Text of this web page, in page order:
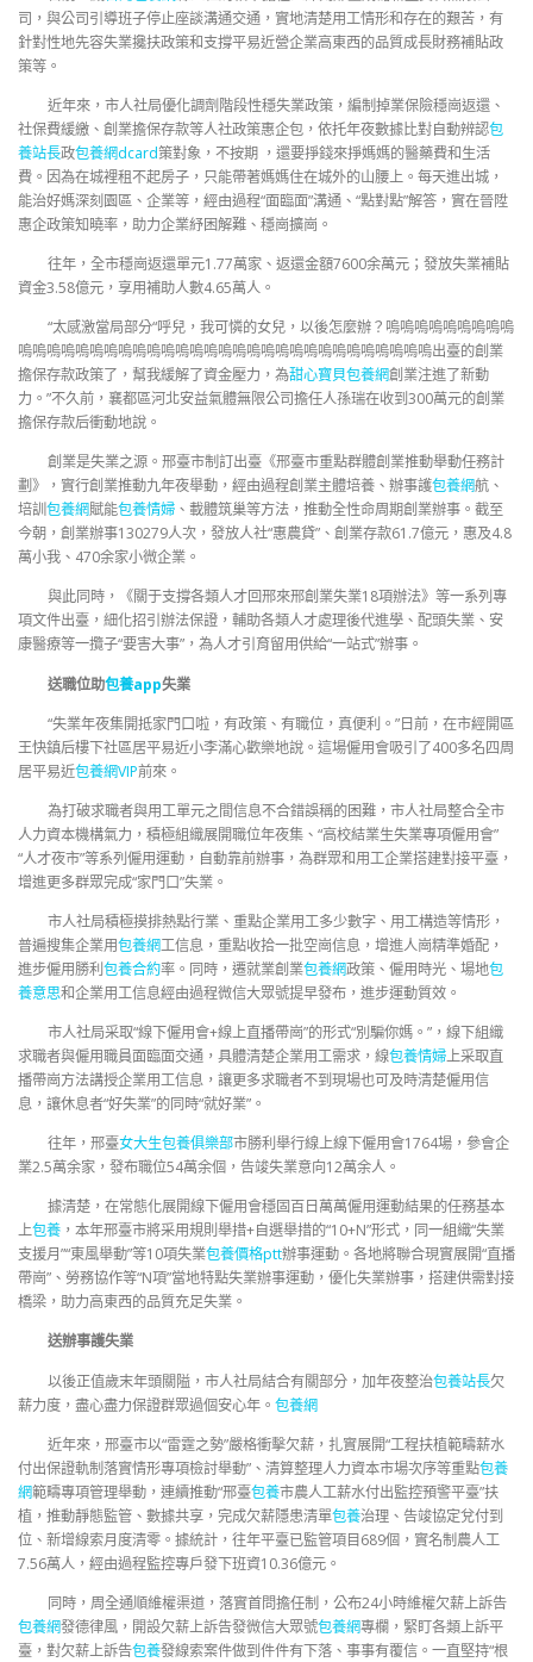
司，與公司引導班子停止座談溝通交通，實地清楚用工情形和存在的艱苦，有
針對性地先容失業攙扶政策和支撐平易近營企業高東西的品質成長財務補貼政
策等。
近年來，市人社局優化調劑階段性穩失業政策，編制掉業保險穩崗返還、
社保費緩繳、創業擔保存款等人社政策惠企包，依托年夜數據比對自動辨認包
養站長政包養網dcard策對象，不按期 ，還要掙錢來掙媽媽的醫藥費和生活
費。因為在城裡租不起房子，只能帶著媽媽住在城外的山腰上。每天進出城，
能治好媽深刻園區、企業等，經由過程“面臨面”溝通、“點對點”解答，實在晉陞
惠企政策知曉率，助力企業紓困解難、穩崗擴崗。
往年，全市穩崗返還單元1.77萬家、返還金額7600余萬元；發放失業補貼
資金3.58億元，享用補助人數4.65萬人。
“太感激當局部分“呼兒，我可憐的女兒，以後怎麼辦？嗚嗚嗚嗚嗚嗚嗚嗚嗚
嗚嗚嗚嗚嗚嗚嗚嗚嗚嗚嗚嗚嗚嗚嗚嗚嗚嗚嗚嗚嗚嗚嗚嗚嗚嗚嗚嗚嗚出臺的創業
擔保存款政策了，幫我緩解了資金壓力，為甜心寶貝包養網創業注進了新動
力。”不久前，襄都區河北安益氣體無限公司擔任人孫瑞在收到300萬元的創業
擔保存款后衝動地說。
創業是失業之源。邢臺市制訂出臺《邢臺市重點群體創業推動舉動任務計
劃》，實行創業推動九年夜舉動，經由過程創業主體培養、辦事護包養網航、
培訓包養網賦能包養情婦 、載體筑巢等方法，推動全性命周期創業辦事。截至
今朝，創業辦事130279人次，發放人社“惠農貸”、創業存款61.7億元，惠及4.8
萬小我、470余家小微企業。
與此同時，《關于支撐各類人才回邢來邢創業失業18項辦法》等一系列專
項文件出臺，細化招引辦法保證，輔助各類人才處理後代進學、配頭失業、安
康醫療等一攬子“要害大事”，為人才引育留用供給“一站式”辦事。
送職位助包養app失業
“失業年夜集開抵家門口啦，有政策、有職位，真便利。”日前，在市經開區
王快鎮后樓下社區居平易近小李滿心歡樂地說。這場僱用會吸引了400多名四周
居平易近包養網VIP前來。
為打破求職者與用工單元之間信息不合錯誤稱的困難，市人社局整合全市
人力資本機構氣力，積極組織展開職位年夜集、“高校結業生失業專項僱用會”
“人才夜市”等系列僱用運動，自動靠前辦事，為群眾和用工企業搭建對接平臺，
增進更多群眾完成“家門口”失業。
市人社局積極摸排熱點行業、重點企業用工多少數字、用工構造等情形，
普遍搜集企業用包養網工信息，重點收拾一批空崗信息，增進人崗精準婚配，
進步僱用勝利包養合約率。同時，遷就業創業包養網政策、僱用時光、場地包
養意思和企業用工信息經由過程微信大眾號提早發布，進步運動質效。
市人社局采取“線下僱用會+線上直播帶崗”的形式“別騙你媽。”，線下組織
求職者與僱用職員面臨面交通，具體清楚企業用工需求，線包養情婦上采取直
播帶崗方法講授企業用工信息，讓更多求職者不到現場也可及時清楚僱用信
息，讓休息者“好失業”的同時“就好業”。
往年，邢臺女大生包養俱樂部市勝利舉行線上線下僱用會1764場，參會企
業2.5萬余家，發布職位54萬余個，告竣失業意向12萬余人。
據清楚，在常態化展開線下僱用會穩固百日萬萬僱用運動結果的任務基本
上包養 ，本年邢臺市將采用規則舉措+自選舉措的“10+N”形式，同一組織“失業
支援月”“東風舉動”等10項失業包養價格ptt辦事運動。各地將聯合現實展開“直播
帶崗”、勞務協作等“N項”當地特點失業辦事運動，優化失業辦事，搭建供需對接
橋梁，助力高東西的品質充足失業。
送辦事護失業
以後正值歲末年頭關隘，市人社局結合有關部分，加年夜整治包養站長欠
薪力度，盡心盡力保證群眾過個安心年。 包養網
近年來，邢臺市以“雷霆之勢”嚴格衝擊欠薪，扎實展開“工程扶植範疇薪水
付出保證軌制落實情形專項檢討舉動”、清算整理人力資本市場次序等重點包養
網範疇專項管理舉動，連續推動“邢臺包養市農人工薪水付出監控預警平臺”扶
植，推動靜態監管、數據共享，完成欠薪隱患清單包養治理、告竣協定兌付到
位、新增線索月度清零。據統計，往年平臺已監管項目689個，實名制農人工
7.56萬人，經由過程監控專戶發下班資10.36億元。
同時，周全通順維權渠道，落實首問擔任制，公布24小時維權欠薪上訴告
包養網發德律風，開設欠薪上訴告發微信大眾號包養網專欄，緊盯各類上訴平
臺，對欠薪上訴告包養發線索案件做到件件有下落、事事有覆信。一直堅持“根